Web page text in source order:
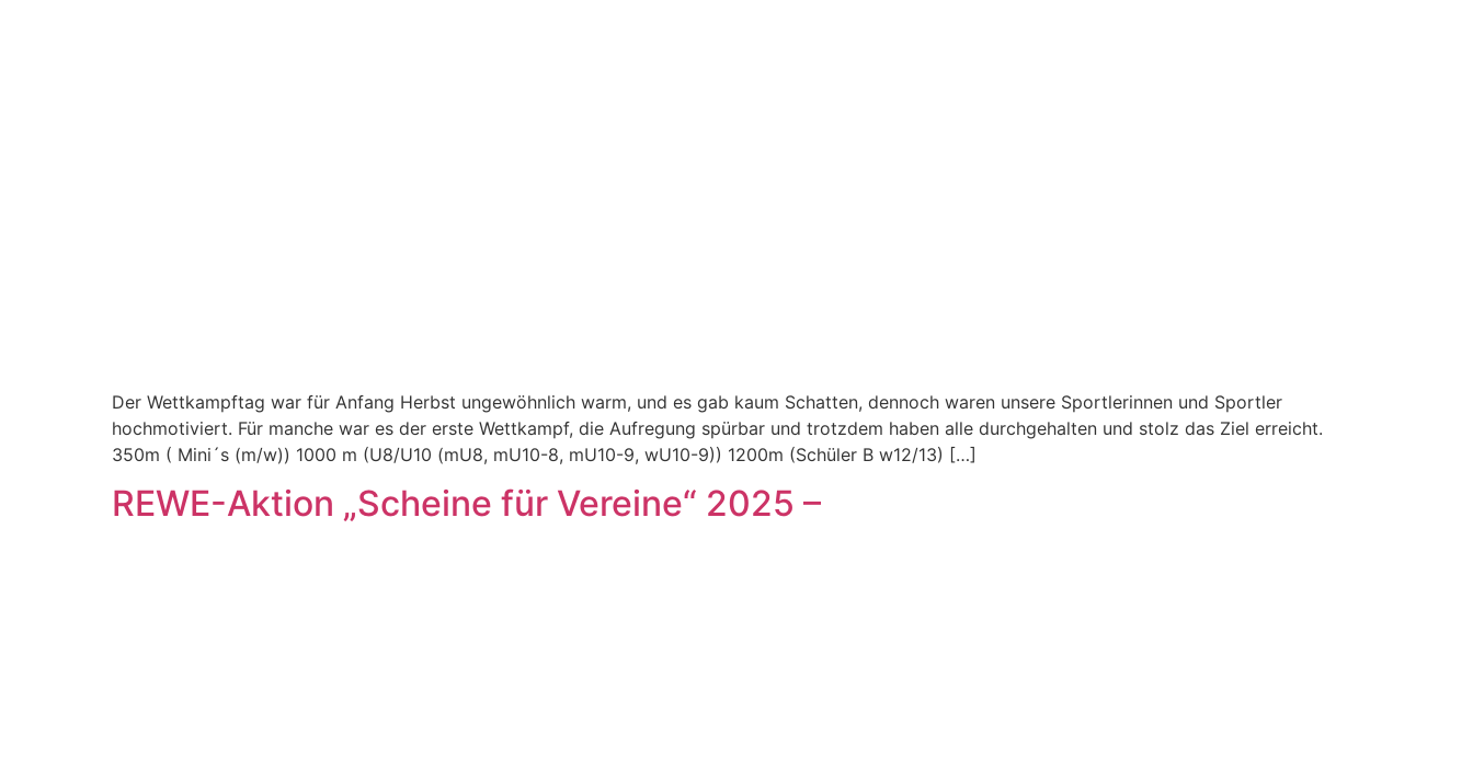
Der Wettkampftag war für Anfang Herbst ungewöhnlich warm, und es gab kaum Schatten, dennoch waren unsere Sportlerinnen und Sportler
hochmotiviert. Für manche war es der erste Wettkampf, die Aufregung spürbar und trotzdem haben alle durchgehalten und stolz das Ziel erreicht.
350m ( Mini´s (m/w)) 1000 m (U8/U10 (mU8, mU10-8, mU10-9, wU10-9)) 1200m (Schüler B w12/13) […]
REWE-Aktion „Scheine für Vereine“ 2025 –